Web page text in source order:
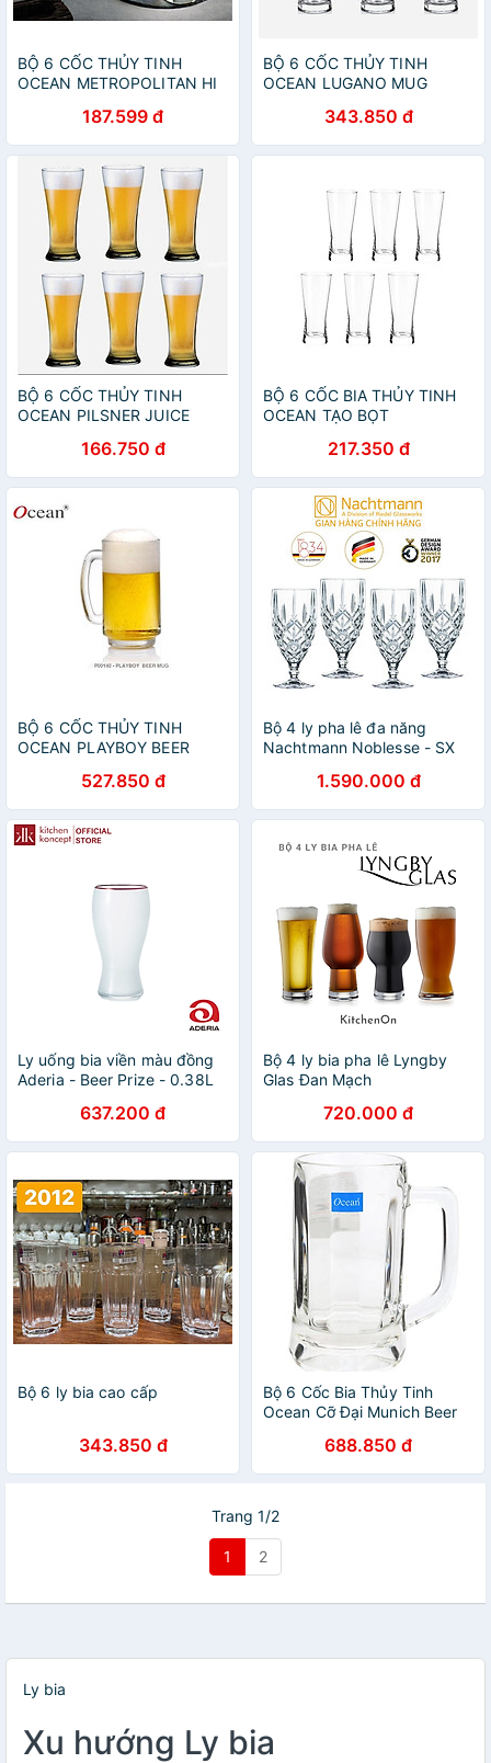
BỘ 6 CỐC THỦY TINH
OCEAN METROPOLITAN HI
187.599 đ
BỘ 6 CỐC THỦY TINH
OCEAN LUGANO MUG
343.850 đ
BỘ 6 CỐC THỦY TINH
OCEAN PILSNER JUICE
166.750 đ
BỘ 6 CỐC BIA THỦY TINH
OCEAN TẠO BỌT
217.350 đ
BỘ 6 CỐC THỦY TINH
OCEAN PLAYBOY BEER
527.850 đ
Bộ 4 ly pha lê đa năng
Nachtmann Noblesse - SX
100% (kèm ảnh thật)
1.590.000 đ
Ly uống bia viền màu đồng
Aderia - Beer Prize - 0.38L
637.200 đ
Bộ 4 ly bia pha lê Lyngby
Glas Đan Mạch
720.000 đ
Bộ 6 ly bia cao cấp
343.850 đ
Bộ 6 Cốc Bia Thủy Tinh
Ocean Cỡ Đại Munich Beer
688.850 đ
Trang 1/2
1 2
Ly bia
Xu hướng Ly bia